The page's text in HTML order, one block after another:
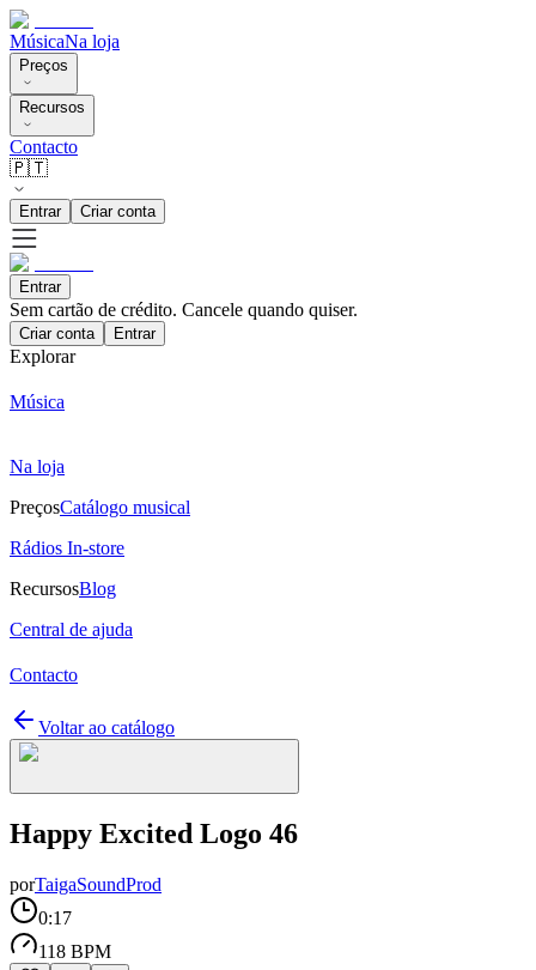
MúsicaNa loja
Preços
Recursos
Contacto
🇵🇹
Entrar Criar conta
Entrar
Sem cartão de crédito. Cancele quando quiser.
Criar conta Entrar
Explorar
Música
Na loja
PreçosCatálogo musical
Rádios In-store
RecursosBlog
Central de ajuda
Contacto
Voltar ao catálogo
Happy Excited Logo 46
porTaigaSoundProd
0:17
118 BPM